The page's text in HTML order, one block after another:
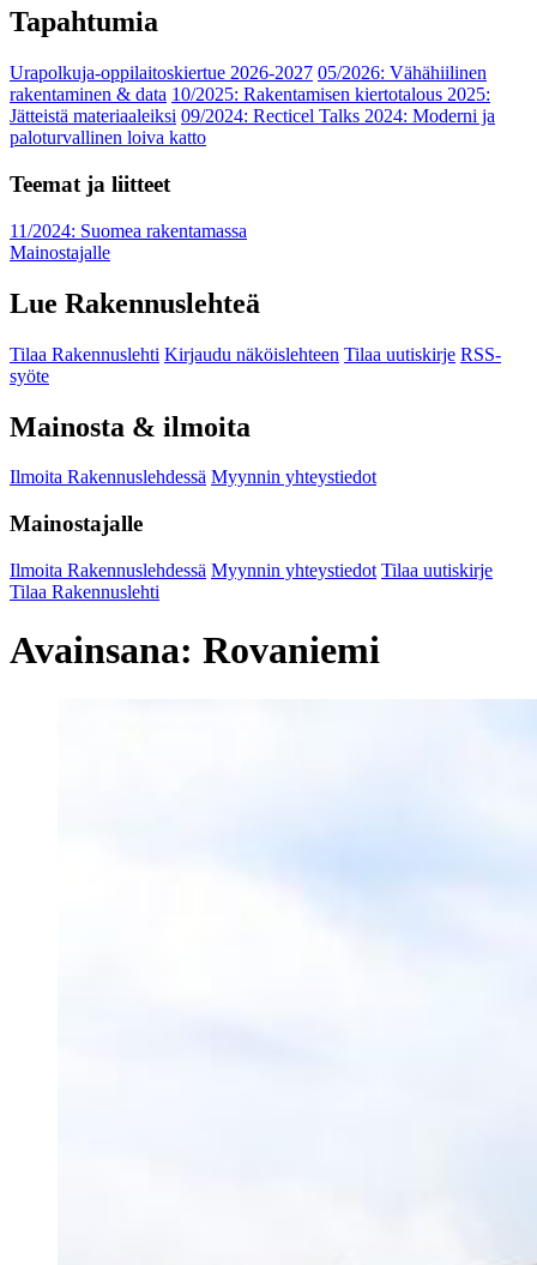
Tapahtumia
Urapolkuja-oppilaitoskiertue 2026-2027 05/2026: Vähähiilinen
rakentaminen & data 10/2025: Rakentamisen kiertotalous 2025:
Jätteistä materiaaleiksi 09/2024: Recticel Talks 2024: Moderni ja
paloturvallinen loiva katto
Teemat ja liitteet
11/2024: Suomea rakentamassa
Mainostajalle
Lue Rakennuslehteä
Tilaa Rakennuslehti Kirjaudu näköislehteen Tilaa uutiskirje RSS-
syöte
Mainosta & ilmoita
Ilmoita Rakennuslehdessä Myynnin yhteystiedot
Mainostajalle
Ilmoita Rakennuslehdessä Myynnin yhteystiedot Tilaa uutiskirje
Tilaa Rakennuslehti
Avainsana: Rovaniemi